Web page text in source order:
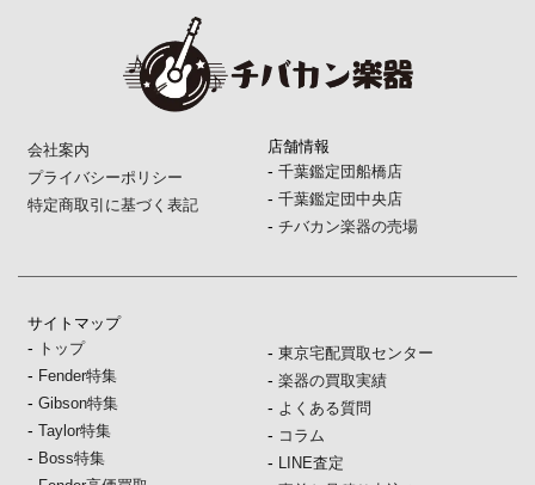
会社案内
プライバシーポリシー
特定商取引に基づく表記
店舗情報
- 千葉鑑定団船橋店
- 千葉鑑定団中央店
- チバカン楽器の売場
サイトマップ
- トップ
- Fender特集
-Gibson特集
-Taylor特集
- Boss特集
- 東京宅配買取センター
- 楽器の買取実績
- よくある質問
- コラム
- LINE査定